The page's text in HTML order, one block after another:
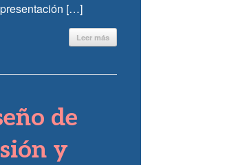
[…]
Leer más
de
y